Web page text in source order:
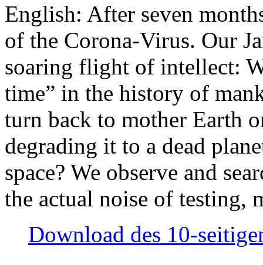
English: After seven
of the Corona-Virus. Our
soaring flight of intellect:
time” in the history of
turn back to mother Earth
degrading it to a dead
space? We observe and
the actual noise of testing,
Download des 10-